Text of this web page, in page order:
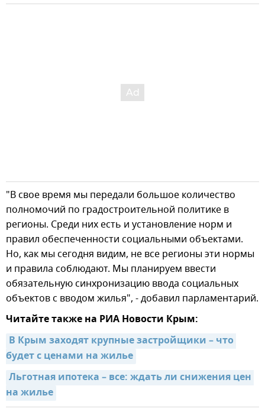
"В свое время мы передали большое количество
полномочий по градостроительной политике в
регионы. Среди них есть и установление норм и
правил обеспеченности социальными объектами.
Но, как мы сегодня видим, не все регионы эти нормы
и правила соблюдают. Мы планируем ввести
обязательную синхронизацию ввода социальных
объектов с вводом жилья", - добавил парламентарий.
Читайте также на РИА Новости Крым:
В Крым заходят крупные застройщики – что
будет с ценами на жилье
Льготная ипотека – все: ждать ли снижения цен
на жилье